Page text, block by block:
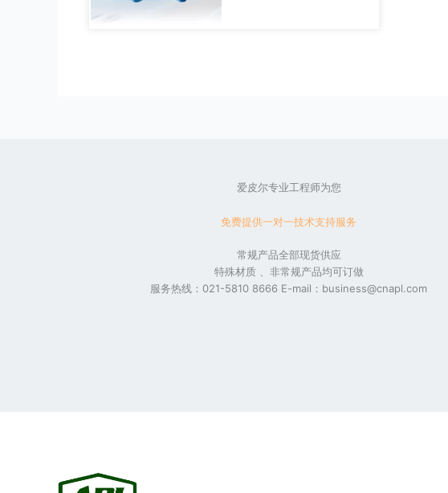
爱皮尔专业工程师为您
免费提供一对一技术支持服务
常规产品全部现货供应
特殊材质 、非常规产品均可订做
服务热线：021-5810 8666 E-mail：business@cnapl.com